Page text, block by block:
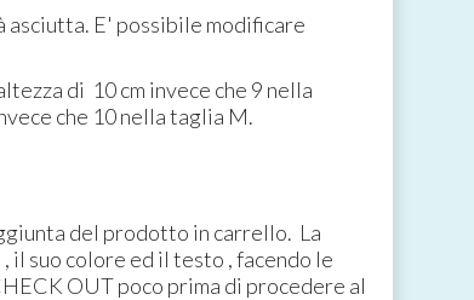
E' possibile modificare
di 10 cm invece che 9 nella
che 10 nella taglia M.
del prodotto in carrello. La
suo colore ed il testo , facendo le
OUT poco prima di procedere al